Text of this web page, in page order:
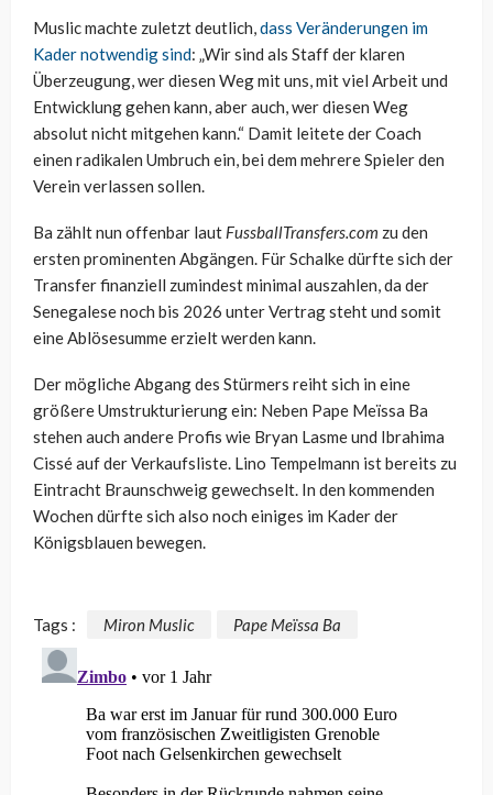
Muslic machte zuletzt deutlich,dass Veränderungen im
Kader notwendig sind: „Wir sind als Staff der klaren
Überzeugung, wer diesen Weg mit uns, mit viel Arbeit und
Entwicklung gehen kann, aber auch, wer diesen Weg
absolut nicht mitgehen kann.“ Damit leitete der Coach
einen radikalen Umbruch ein, bei dem mehrere Spieler den
Verein verlassen sollen.
Ba zählt nun offenbar laut FussballTransfers.com zu den
ersten prominenten Abgängen. Für Schalke dürfte sich der
Transfer finanziell zumindest minimal auszahlen, da der
Senegalese noch bis 2026 unter Vertrag steht und somit
eine Ablösesumme erzielt werden kann.
Der mögliche Abgang des Stürmers reiht sich in eine
größere Umstrukturierung ein: Neben Pape Meïssa Ba
stehen auch andere Profis wie Bryan Lasme und Ibrahima
Cissé auf der Verkaufsliste. Lino Tempelmann ist bereits zu
Eintracht Braunschweig gewechselt. In den kommenden
Wochen dürfte sich also noch einiges im Kader der
Königsblauen bewegen.
Tags : Miron Muslic Pape Meïssa Ba